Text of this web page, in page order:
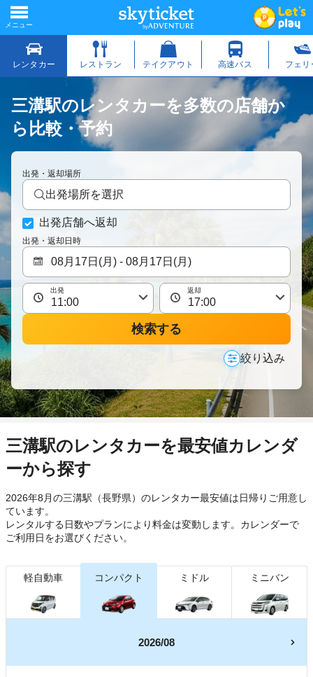
三溝駅のレンタカーを多数の店舗か
ら比較・予約
出発・返却場所
出発場所を選択
出発店舗へ返却
出発・返却日時
出発 返却
検索する
絞り込み
三溝駅のレンタカーを最安値カレンダ
ーから探す
2026年8月の三溝駅（長野県）のレンタカー最安値は日帰り ご用意し
ています。
レンタルする日数やプランにより料金は変動します。カレンダーで
ご利用日をお選びください。
軽自動車 コンパクト ミドル ミニバン
2026/08